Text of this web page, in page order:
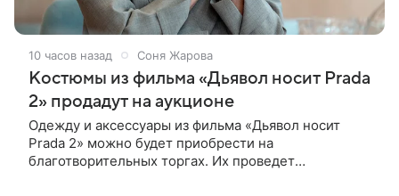
10 часов назад Соня Жарова
Костюмы из фильма «Дьявол носит Prada
2» продадут на аукционе
Одежду и аксессуары из фильма «Дьявол носит
Prada 2» можно будет приобрести на
благотворительных торгах. Их проведет